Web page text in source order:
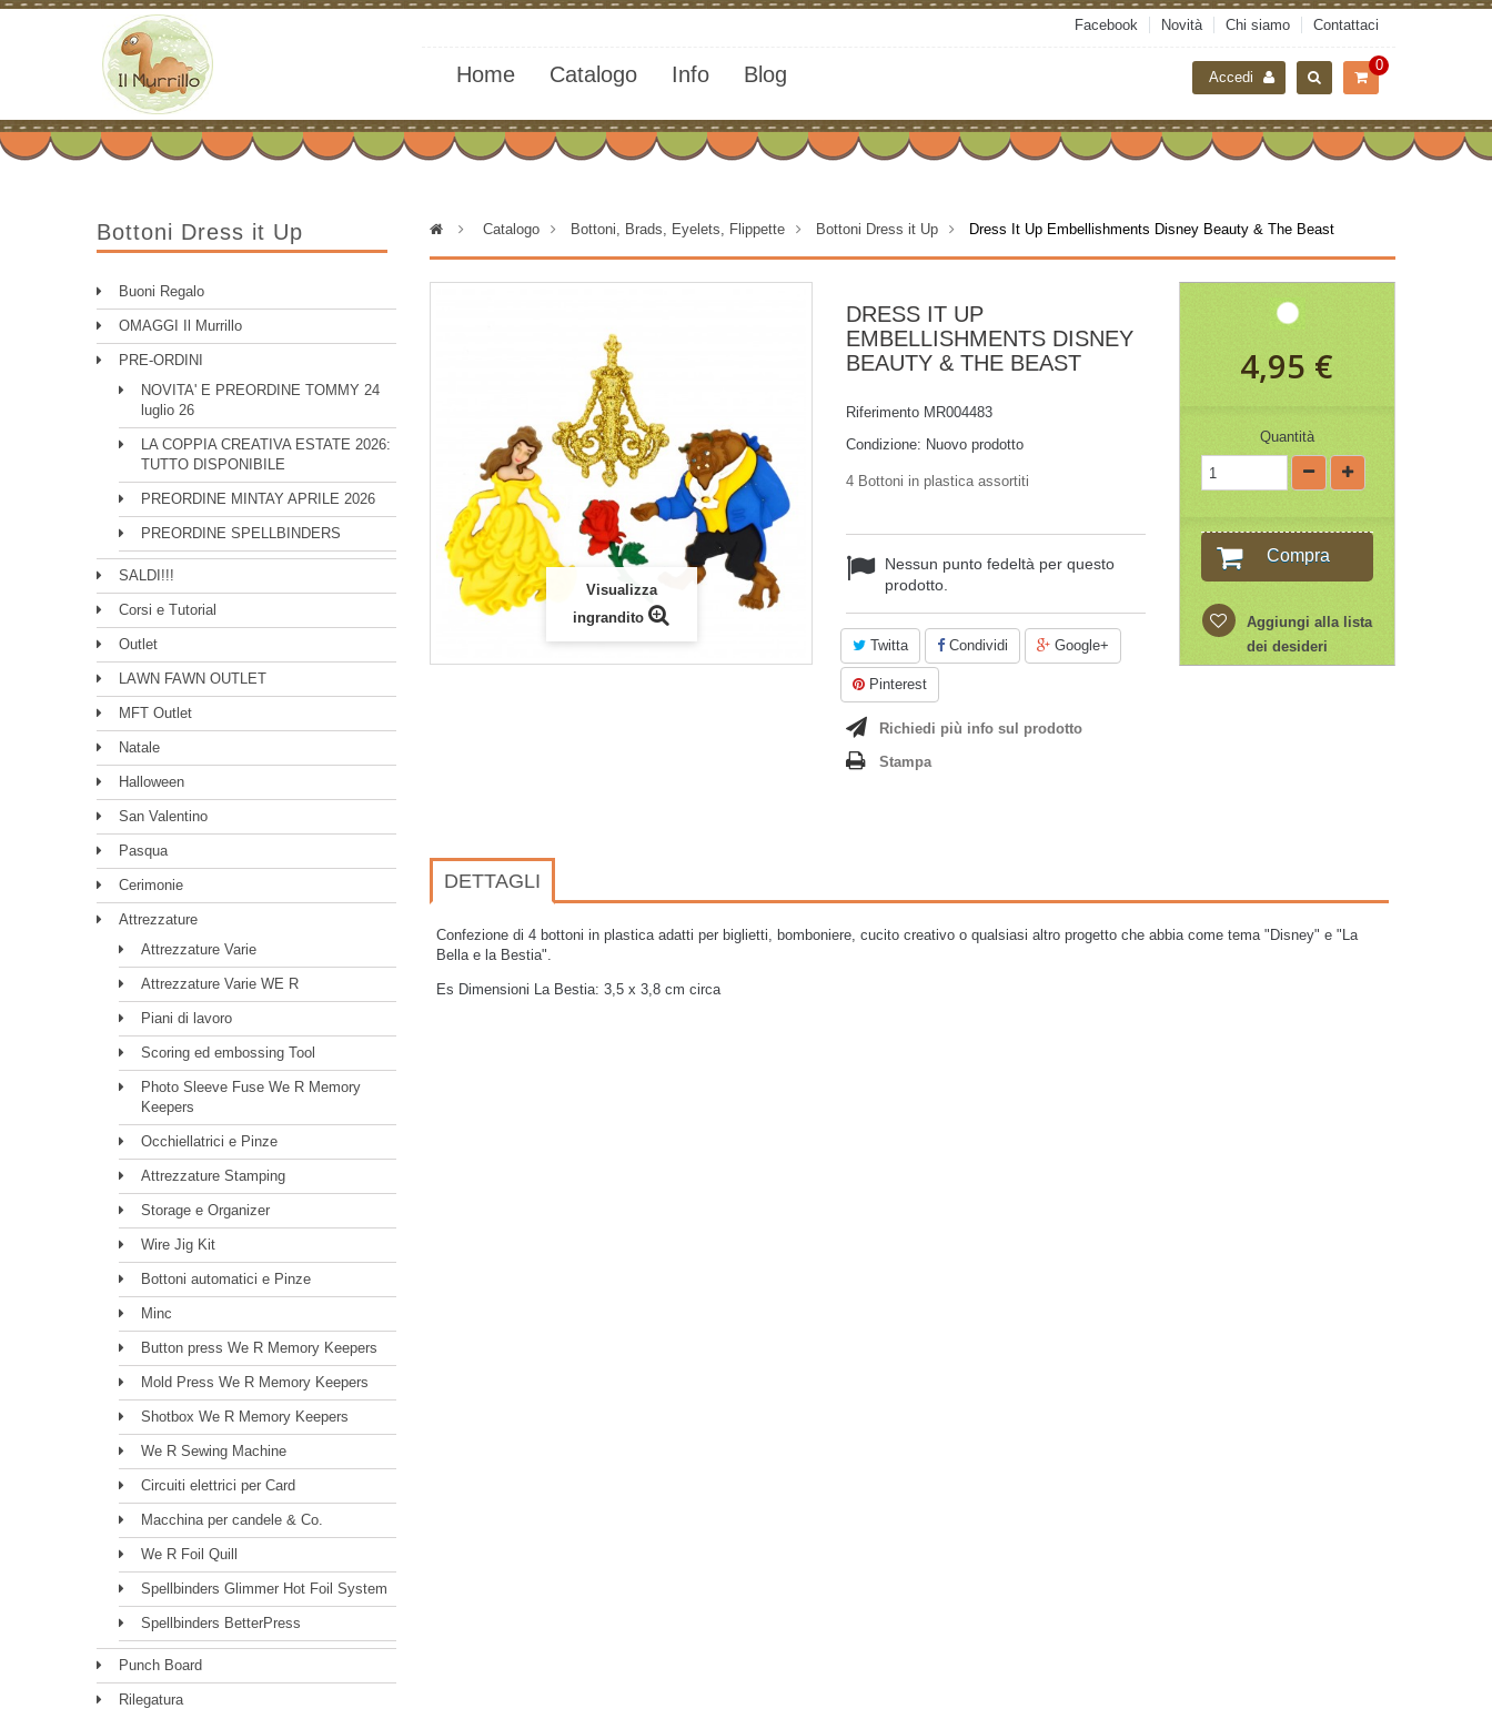
Facebook Novità Chi siamo Contattaci
0
Home Catalogo Info Blog Accedi
Bottoni Dress it Up
Buoni Regalo
OMAGGI Il Murrillo
PRE-ORDINI
NOVITA' E PREORDINE TOMMY 24
luglio 26
LA COPPIA CREATIVA ESTATE 2026:
TUTTO DISPONIBILE
PREORDINE MINTAY APRILE 2026
PREORDINE SPELLBINDERS
SALDI!!!
Corsi e Tutorial
Outlet
LAWN FAWN OUTLET
MFT Outlet
Natale
Halloween
San Valentino
Pasqua
Cerimonie
Attrezzature
Attrezzature Varie
Attrezzature Varie WE R
Piani di lavoro
Scoring ed embossing Tool
Photo Sleeve Fuse We R Memory
Keepers
Occhiellatrici e Pinze
Attrezzature Stamping
Storage e Organizer
Wire Jig Kit
Bottoni automatici e Pinze
Minc
Button press We R Memory Keepers
Mold Press We R Memory Keepers
Shotbox We R Memory Keepers
We R Sewing Machine
Circuiti elettrici per Card
Macchina per candele & Co.
We R Foil Quill
Spellbinders Glimmer Hot Foil System
Spellbinders BetterPress
Punch Board
Rilegatura
> Catalogo > Bottoni, Brads, Eyelets, Flippette > Bottoni Dress it Up > Dress It Up Embellishments Disney Beauty & The Beast
Visualizza
ingrandito
DRESS IT UP
EMBELLISHMENTS DISNEY
BEAUTY & THE BEAST
Riferimento MR004483
Condizione: Nuovo prodotto
4 Bottoni in plastica assortiti
Nessun punto fedeltà per questo
prodotto.
Twitta Condividi Google+
Pinterest
Richiedi più info sul prodotto
Stampa
4,95 €
Quantità
Compra
Aggiungi alla lista
dei desideri
DETTAGLI
Confezione di 4 bottoni in plastica adatti per biglietti, bomboniere, cucito creativo o qualsiasi altro progetto che abbia come tema "Disney" e "La
Bella e la Bestia".
Es Dimensioni La Bestia: 3,5 x 3,8 cm circa